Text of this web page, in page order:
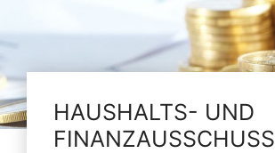
HAUSHALTS- UND
FINANZAUSSCHUSS